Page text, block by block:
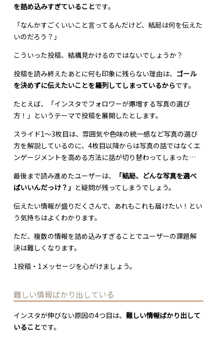
を詰め込みすぎていることです。
「なんかすごくいいこと言ってるんだけど、結局は何を伝えた
いのだろう？」
こういった投稿、結構見かけるのではないでしょうか？
投稿を読み終えたあとに何も印象に残らない理由は、 ゴール
を決めずに伝えたいことを羅列してしまっているからです。
たとえば、「インスタでフォロワーが爆増する写真の選び
方！」というテーマで投稿を展開したとします。
スライド1〜3枚目は、雰囲気や色味の統一感など写真の選び
方を解説しているのに、4枚目以降からは写真の話ではなくエ
ンゲージメントを高める方法に話が切り替わってしまった…
最後まで読み進めたユーザーは、
「結局、どんな写真を選べ
ばいいんだっけ？」 と疑問が残ってしまうでしょう。
伝えたい情報が盛りだくさんで、あれもこれも届けたい！とい
う気持ちはよくわかります。
ただ、複数の情報を詰め込みすぎることでユーザーの課題解
決は難しくなります。
1投稿・1メッセージを心がけましょう。
難しい情報ばかり出している
インスタが伸びない原因の4つ目は、難しい情報ばかり出して
いることです。